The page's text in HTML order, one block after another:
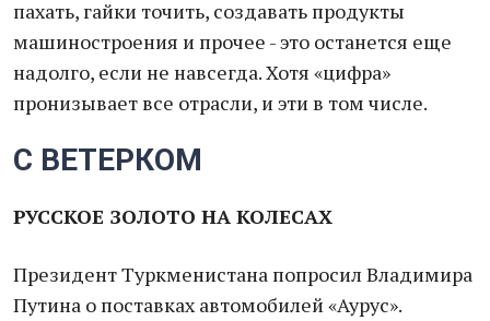
пахать, гайки точить, создавать продукты
машиностроения и прочее - это останется еще
надолго, если не навсегда. Хотя «цифра»
пронизывает все отрасли, и эти в том числе.
С ВЕТЕРКОМ
РУССКОЕ ЗОЛОТО НА КОЛЕСАХ
Президент Туркменистана попросил Владимира
Путина о поставках автомобилей «Аурус».